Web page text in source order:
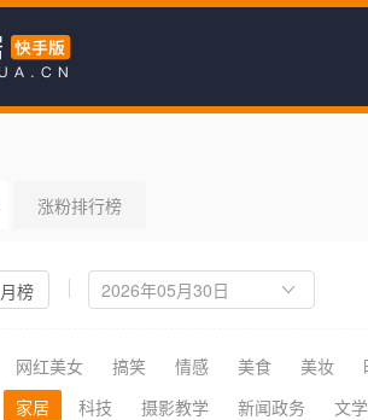
涨粉排行榜
月榜
网红美女 搞笑 情感 美食 美妆
家居 科技 摄影教学 新闻政务 文